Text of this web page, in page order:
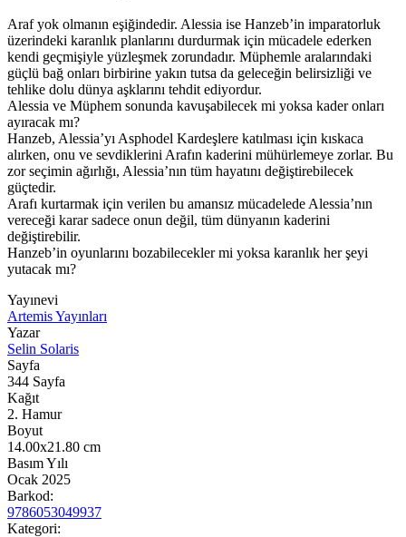
Araf yok olmanın eşiğindedir. Alessia ise Hanzeb’in imparatorluk
üzerindeki karanlık planlarını durdurmak için mücadele ederken
kendi geçmişiyle yüzleşmek zorundadır. Müphemle aralarındaki
güçlü bağ onları birbirine yakın tutsa da geleceğin belirsizliği ve
tehlike dolu dünya aşklarını tehdit ediyordur.
Alessia ve Müphem sonunda kavuşabilecek mi yoksa kader onları
ayıracak mı?
Hanzeb, Alessia’yı Asphodel Kardeşlere katılması için kıskaca
alırken, onu ve sevdiklerini Arafın kaderini mühürlemeye zorlar. Bu
zor seçimin ağırlığı, Alessia’nın tüm hayatını değiştirebilecek
güçtedir.
Arafı kurtarmak için verilen bu amansız mücadelede Alessia’nın
vereceği karar sadece onun değil, tüm dünyanın kaderini
değiştirebilir.
Hanzeb’in oyunlarını bozabilecekler mi yoksa karanlık her şeyi
yutacak mı?
Yayınevi
Artemis Yayınları
Yazar
Selin Solaris
Sayfa
344 Sayfa
Kağıt
2. Hamur
Boyut
14.00x21.80 cm
Basım Yılı
Ocak 2025
Barkod:
9786053049937
Kategori: